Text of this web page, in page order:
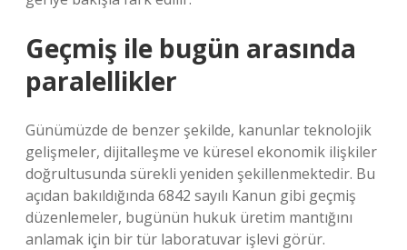
Geçmiş ile bugün arasında
paralellikler
Günümüzde de benzer şekilde, kanunlar teknolojik
gelişmeler, dijitalleşme ve küresel ekonomik ilişkiler
doğrultusunda sürekli yeniden şekillenmektedir. Bu
açıdan bakıldığında 6842 sayılı Kanun gibi geçmiş
düzenlemeler, bugünün hukuk üretim mantığını
anlamak için bir tür laboratuvar işlevi görür.